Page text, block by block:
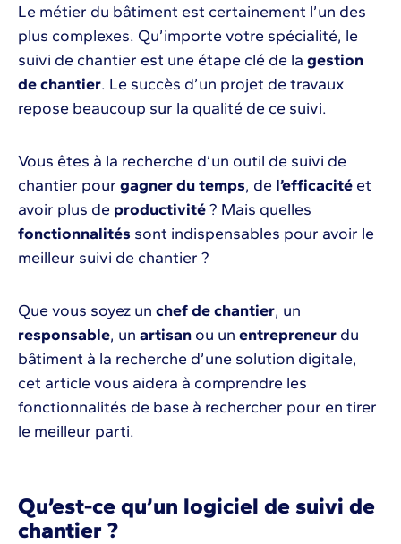
Le métier du bâtiment est certainement l’un des
plus complexes. Qu’importe votre spécialité, le
suivi de chantier est une étape clé de la gestion
de chantier. Le succès d’un projet de travaux
repose beaucoup sur la qualité de ce suivi.
Vous êtes à la recherche d’un outil de suivi de
chantier pour gagner du temps, de l’efficacité et
avoir plus de productivité? Mais quelles
fonctionnalités sont indispensables pour avoir le
meilleur suivi de chantier ?
Que vous soyez un chef de chantier, un
responsable, un artisan ou un entrepreneur du
bâtiment à la recherche d’une solution digitale,
cet article vous aidera à comprendre les
fonctionnalités de base à rechercher pour en tirer
le meilleur parti.
Qu’est-ce qu’un logiciel de suivi de
chantier ?